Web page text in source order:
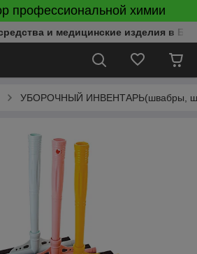
профессиональной химии
и медицинские изделия в
УБОРОЧНЫЙ ИНВЕНТАРЬ(швабры,